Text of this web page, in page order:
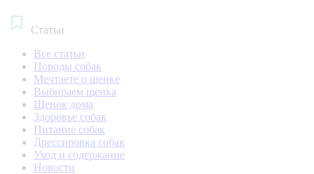
Статьи
Все статьи
Породы собак
Мечтаете о щенке
Выбираем щенка
Щенок дома
Здоровье собак
Питание собак
Дрессировка собак
Уход и содержание
Новости